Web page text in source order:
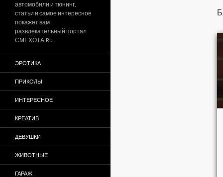
автомобили и тюнинг,
статьи и самое интересное
покажет вам
развлекательный портал
СМЕХОТА.Ru
ЭРОТИКА
ПРИКОЛЫ
ИНТЕРЕСНОЕ
КРЕАТИВ
ДЕВУШКИ
ЖИВОТНЫЕ
ГАРАЖ